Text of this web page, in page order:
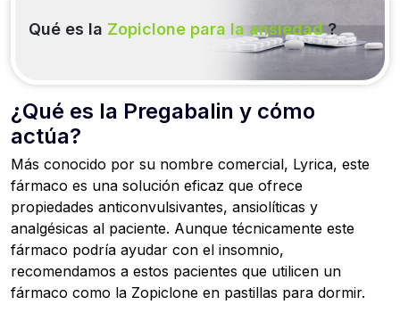
Qué es la Zopiclone para la ansiedad?
¿Qué es la Pregabalin y cómo
actúa?
Más conocido por su nombre comercial, Lyrica, este
fármaco es una solución eficaz que ofrece
propiedades anticonvulsivantes, ansiolíticas y
analgésicas al paciente. Aunque técnicamente este
fármaco podría ayudar con el insomnio,
recomendamos a estos pacientes que utilicen un
fármaco como la Zopiclone en pastillas para dormir.